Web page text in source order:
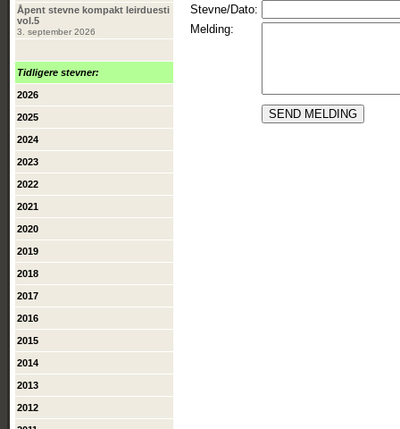
Åpent stevne kompakt leirduesti
vol.5
3. september 2026
Tidligere stevner:
2026
2025
2024
2023
2022
2021
2020
2019
2018
2017
2016
2015
2014
2013
2012
Stevne/Dato:
Melding: